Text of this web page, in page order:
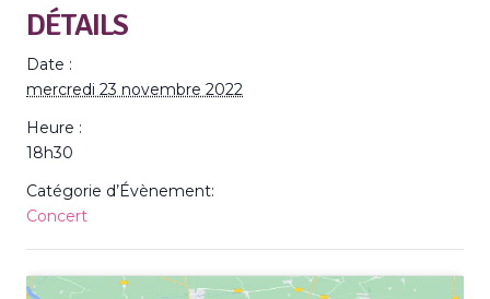
DÉTAILS
Date :
mercredi 23 novembre 2022
Heure :
18h30
Catégorie d’Évènement:
Concert